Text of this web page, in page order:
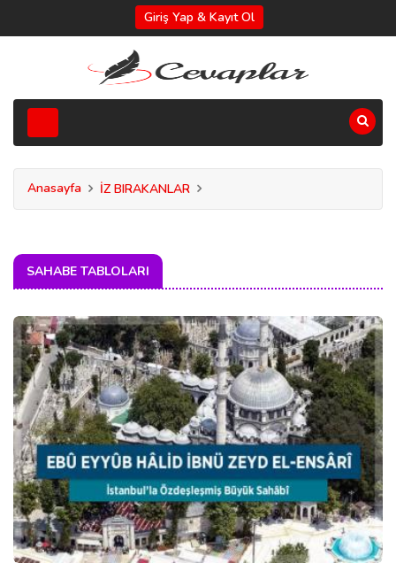
Giriş Yap & Kayıt Ol
Anasayfa İZ BIRAKANLAR
SAHABE TABLOLARI